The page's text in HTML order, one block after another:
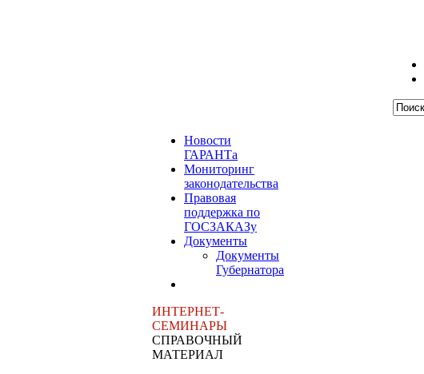
Новости
ГАРАНТа
Мониторинг
законодательства
Правовая
поддержка по
ГОСЗАКАЗу
Документы
Документы
Губернатора
ИНТЕРНЕТ-
СЕМИНАРЫ
СПРАВОЧНЫЙ
МАТЕРИАЛ